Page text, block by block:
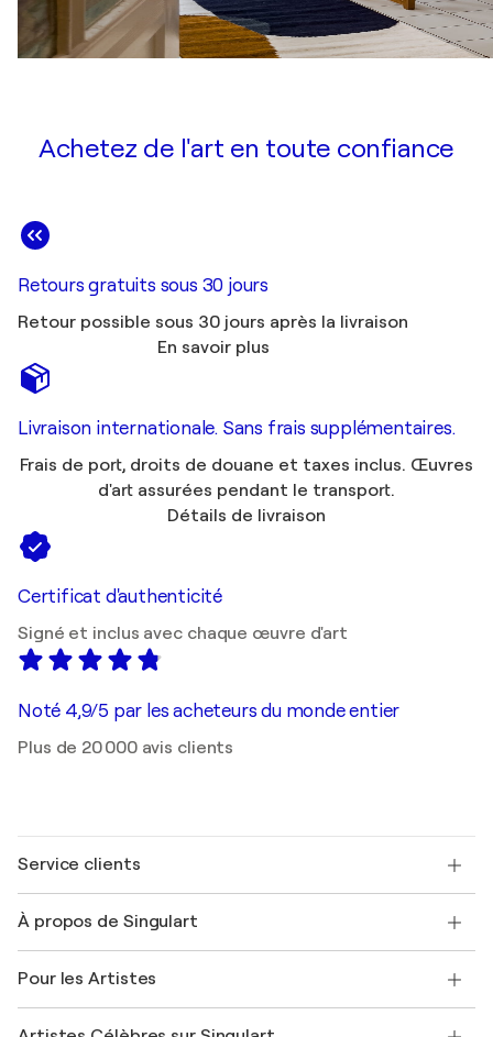
Achetez de l'art en toute confiance
Retours gratuits sous 30 jours
Retour possible sous 30 jours après la livraison
En savoir plus
Livraison internationale. Sans frais supplémentaires.
Frais de port, droits de douane et taxes inclus. Œuvres
d'art assurées pendant le transport.
Détails de livraison
Certificat d'authenticité
Signé et inclus avec chaque œuvre d'art
Noté 4,9/5 par les acheteurs du monde entier
Plus de 20 000 avis clients
Service clients
Expédition
Offrir une carte cadeau
Rejoignez notre programme commercial
Mon compte
À propos de Singulart
FAQ
Pour les Artistes